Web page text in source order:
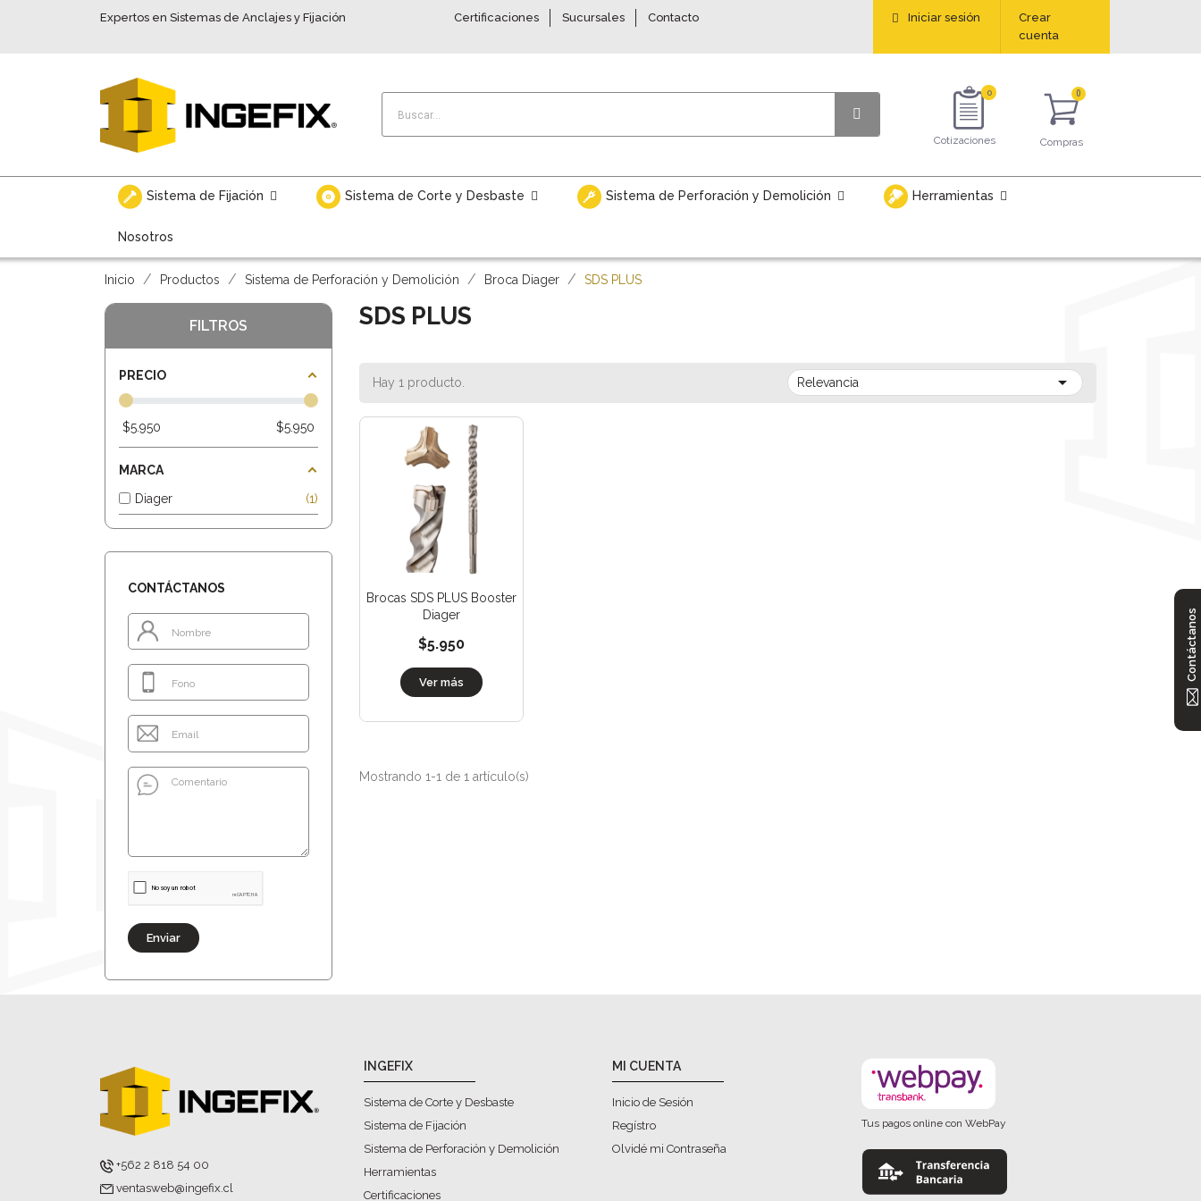
Expertos en Sistemas de Anclajes y Fijación Certificaciones Sucursales Contacto Iniciar sesión
Crear
cuenta
0
Cotizaciones Compras
Sistema de Fijación Sistema de Corte y Desbaste Sistema de Perforación y Demolición Herramientas
Nosotros
Inicio Productos Sistema de Perforación y Demolición Broca Diager SDS PLUS
FILTROS
PRECIO
$5.950 $5.950
MARCA
Diager
1
CONTÁCTANOS
Enviar
SDS PLUS
Hay 1 producto. Relevancia 
Brocas SDS PLUS Booster
Diager
$5.950
Ver más
Mostrando 1-1 de 1 artículo(s)
Contáctanos
+562 2 818 54 00
ventasweb@ingefix.cl
INGEFIX
Sistema de Corte y Desbaste
Sistema de Fijación
Sistema de Perforación y Demolición
Herramientas
Certificaciones
MI CUENTA
Inicio de Sesión
Regístro
Olvidé mi Contraseña
Tus pagos online con WebPay